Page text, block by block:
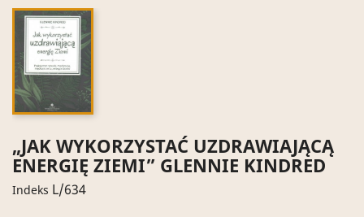
„JAK WYKORZYSTAĆ UZDRAWIAJĄCĄ
ENERGIĘ ZIEMI” GLENNIE KINDRED
Indeks L/634